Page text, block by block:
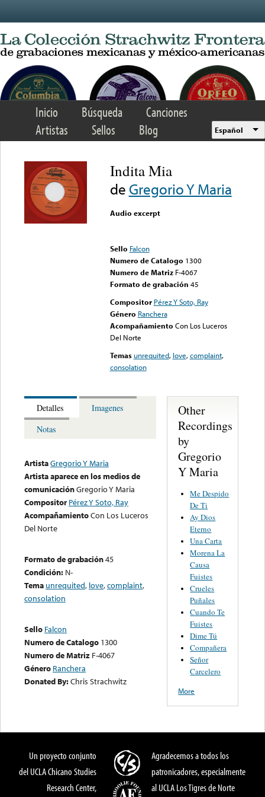
Inicio Búsqueda
Canciones
Artistas
Sellos Blog Español
Indita Mia
de Gregorio Y Maria
Audio excerpt
Sello Falcon
Numero de Catalogo 1300
Numero de Matriz F-4067
Formato de grabación 45
Compositor Pérez Y Soto, Ray
Género Ranchera
Acompañamiento Con Los Luceros
Del Norte
Temas unrequited, love,complaint,
consolation
Detalles
Imagenes
Notas
ArtistaGregorio Y Maria
Artista aparece en los medios de
comunicaciónGregorio Y Maria
Compositor Pérez Y Soto, Ray
AcompañamientoCon Los Luceros
Del Norte
Formato de grabación45
Condición: N-
Tema unrequited, love,complaint,
consolation
Sello Falcon
Numero de Catalogo 1300
Numero de Matriz F-4067
Género Ranchera
Donated By:Chris Strachwitz
Other
Recordings
by
Gregorio
Y Maria
Me Despido
De Ti
Ay Dios
Eterno
Una Carta
Morena La
Causa
Fuistes
Crueles
Puñales
Cuando Te
Fuistes
Dime Tú
Compañera
Señor
Carcelero
More
Un proyecto conjunto
del UCLA Chicano Studies
Research Center,
Agradecemos a todos los
patronicadores, especialmente
al UCLA Los Tigres de Norte